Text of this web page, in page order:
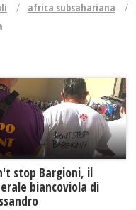
africa subsahariana
stop Bargioni, il
biancoviola di